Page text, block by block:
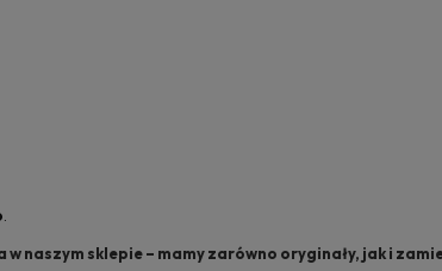
w naszym sklepie – mamy zarówno oryginały, jak i